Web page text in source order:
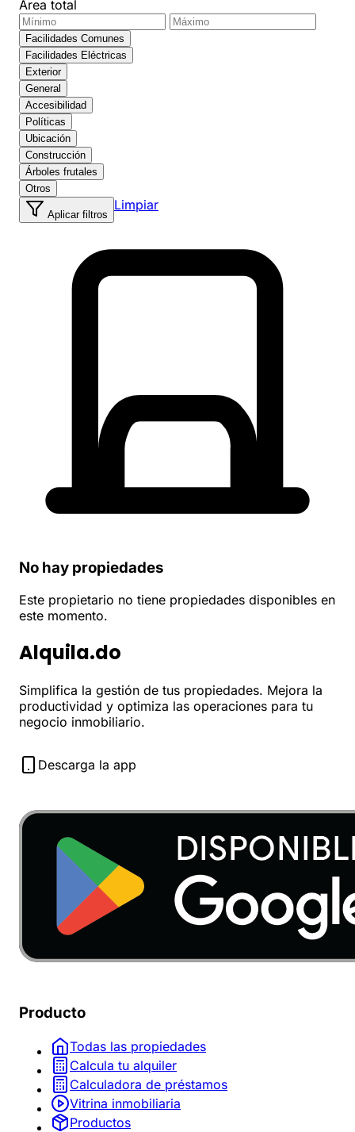
Área total
Facilidades Comunes
Facilidades Eléctricas
Exterior
General
Accesibilidad
Políticas
Ubicación
Construcción
Árboles frutales
Otros
Aplicar filtros
Limpiar
No hay propiedades
Este propietario no tiene propiedades disponibles en
este momento.
Alquila.do
Simplifica la gestión de tus propiedades. Mejora la
productividad y optimiza las operaciones para tu
negocio inmobiliario.
Descarga la app
Producto
Todas las propiedades
Calcula tu alquiler
Calculadora de préstamos
Vitrina inmobiliaria
Productos